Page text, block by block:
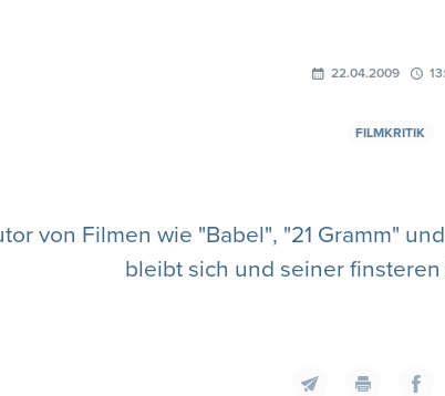
22.04.2009
FILMKRITIK
von Filmen wie "Babel", "21 Gramm"
bleibt sich und seiner